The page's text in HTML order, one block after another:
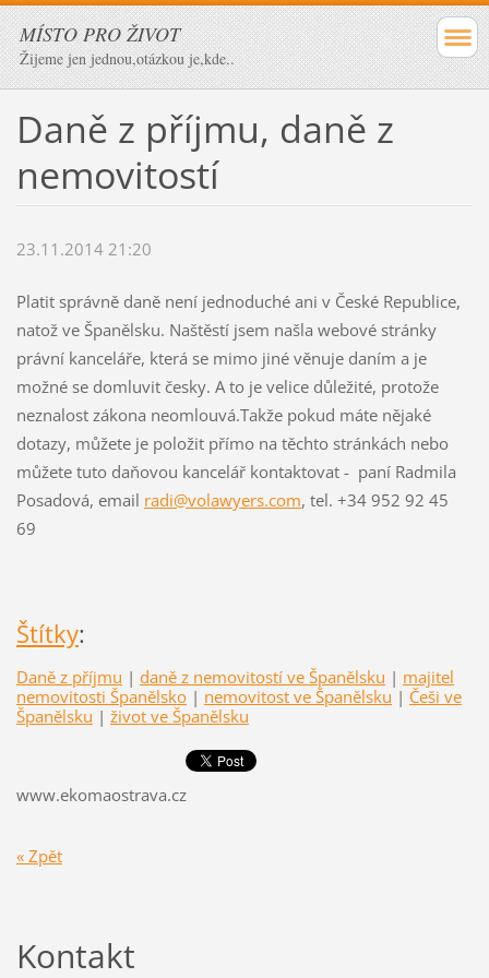
MÍSTO PRO ŽIVOT
Žijeme jen jednou,otázkou je,kde..
Daně z příjmu, daně z
nemovitostí
23.11.2014 21:20
Platit správně daně není jednoduché ani v České Republice,
natož ve Španělsku. Naštěstí jsem našla webové stránky
právní kanceláře, která se mimo jiné věnuje daním a je
možné se domluvit česky. A to je velice důležité, protože
neznalost zákona neomlouvá.Takže pokud máte nějaké
dotazy, můžete je položit přímo na těchto stránkách nebo
můžete tuto daňovou kancelář kontaktovat - paní Radmila
Posadová, email radi@volawyers.com, tel. +34 952 92 45
69
Štítky:
Daně z příjmu | daně z nemovitostí ve Španělsku | majitel
nemovitosti Španělsko | nemovitost ve Španělsku | Češi ve
Španělsku | život ve Španělsku
www.ekomaostrava.cz
« Zpět
Kontakt